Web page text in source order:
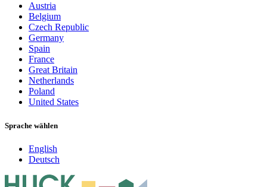
Austria
Belgium
Czech Republic
Germany
Spain
France
Great Britain
Netherlands
Poland
United States
Sprache wählen
English
Deutsch